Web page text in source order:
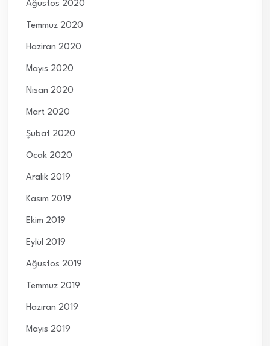
Ağustos 2020
Temmuz 2020
Haziran 2020
Mayıs 2020
Nisan 2020
Mart 2020
Şubat 2020
Ocak 2020
Aralık 2019
Kasım 2019
Ekim 2019
Eylül 2019
Ağustos 2019
Temmuz 2019
Haziran 2019
Mayıs 2019